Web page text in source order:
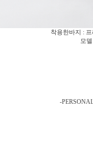
착용한바지 :
모
-